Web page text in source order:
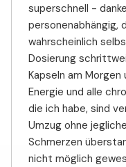
superschnell -
personenabhängig,
wahrscheinlich
Dosierung
Kapseln am
Energie und alle
die ich habe, sind
Umzug ohne
Schmerzen
nicht möglich